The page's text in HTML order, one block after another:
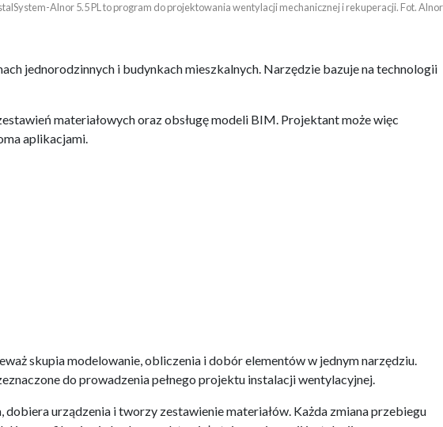
Alnor 5.5 PL to program do projektowania wentylacji mechanicznej i rekuperacji. Fot. Alnor
jednorodzinnych i budynkach mieszkalnych. Narzędzie bazuje na technologii
materiałowych oraz obsługę modeli BIM. Projektant może więc
aplikacjami.
skupia modelowanie, obliczenia i dobór elementów w jednym narzędziu.
do prowadzenia pełnego projektu instalacji wentylacyjnej.
urządzenia i tworzy zestawienie materiałów. Każda zmiana przebiegu